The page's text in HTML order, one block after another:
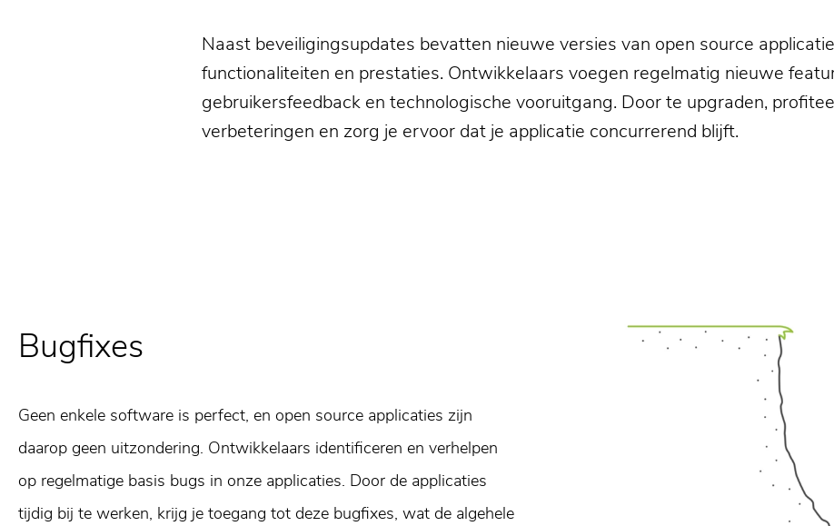
Naast beveiligingsupdates bevatten nieuwe versies van open source
functionaliteiten en prestaties. Ontwikkelaars voegen regelmatig nieuwe
gebruikersfeedback en technologische vooruitgang. Door te upgraden,
verbeteringen en zorg je ervoor dat je applicatie concurrerend blijft.
Bugfixes
Geen enkele software is perfect, en open source applicaties zijn
daarop geen uitzondering. Ontwikkelaars identificeren en verhelpen
op regelmatige basis bugs in onze applicaties. Door de applicaties
tijdig bij te werken, krijg je toegang tot deze bugfixes, wat de algehele